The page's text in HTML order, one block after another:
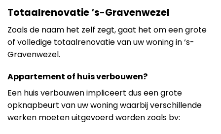
Totaalrenovatie ‘s-Gravenwezel
Zoals de naam het zelf zegt, gaat het om een grote
of volledige totaalrenovatie van uw woning in ‘s-
Gravenwezel.
Appartement of huis verbouwen?
Een huis verbouwen impliceert dus een grote
opknapbeurt van uw woning waarbij verschillende
werken moeten uitgevoerd worden zoals bv: